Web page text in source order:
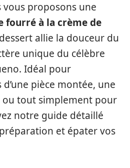
proposons une
fourré à la crème de
allie la douceur du
unique du célèbre
Idéal pour
pièce montée, une
ou tout simplement pour
notre guide détaillé
et épater vos